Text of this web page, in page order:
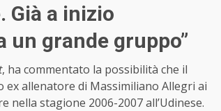
Già a inizio
grande gruppo”
, ha commentato la possibilità che il
ex allenatore di Massimiliano Allegri ai
stagione 2006-2007 all’Udinese.